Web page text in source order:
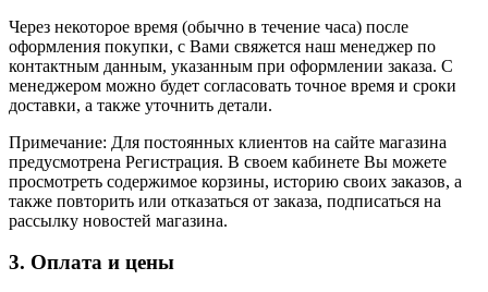
Через некоторое время (обычно в течение часа) после
оформления покупки, с Вами свяжется наш менеджер по
контактным данным, указанным при оформлении заказа. С
менеджером можно будет согласовать точное время и сроки
доставки, а также уточнить детали.
Примечание: Для постоянных клиентов на сайте магазина
предусмотрена Регистрация. В своем кабинете Вы можете
просмотреть содержимое корзины, историю своих заказов, а
также повторить или отказаться от заказа, подписаться на
рассылку новостей магазина.
3. Оплата и цены